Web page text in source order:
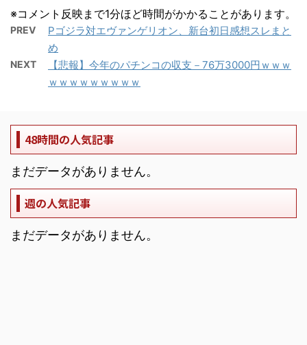
※コメント反映まで1分ほど時間がかかることがあります。
PREV
Pゴジラ対エヴァンゲリオン、新台初日感想スレまと
め
NEXT
【悲報】今年のパチンコの収支－76万3000円ｗｗｗ
ｗｗｗｗｗｗｗｗｗ
48時間の人気記事
まだデータがありません。
週の人気記事
まだデータがありません。